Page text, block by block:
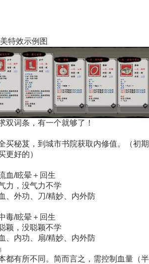
特效示例图
双词条，有一个就够了！
买秘芨，到城市书院获取内修值。（初期
更好的）
血/眩晕＋回生
力，没气力不学
、外功、刀/精妙、内外防
毒/眩晕＋回生
颖，没聪颖不学
、内功、扇/精妙、内外防
都有所不同。简而言之，需控制血量（半